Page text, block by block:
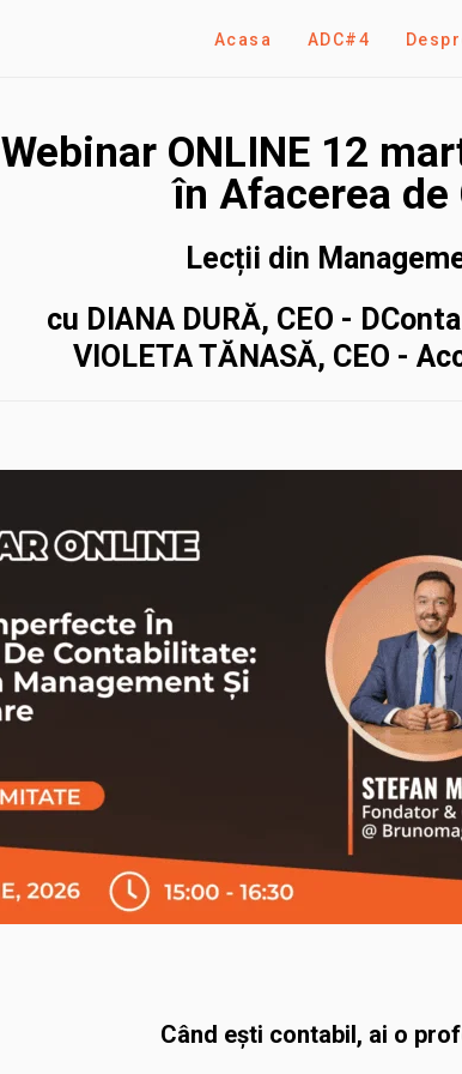
Acasa ADC#4
Webinar ONLINE 12
în Afacerea
Lecții din
cu DIANA DURĂ, CEO -
VIOLETA TĂNASĂ, CEO -
Când ești contabil, ai o